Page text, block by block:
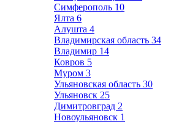
Симферополь 10
Ялта 6
Алушта 4
Владимирская область 34
Владимир 14
Ковров 5
Муром 3
Ульяновская область 30
Ульяновск 25
Димитровград 2
Новоульяновск 1